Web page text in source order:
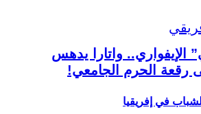
في إفريقيا
الإيفواري.. واتارا يدهس
رقعة الحرم الجامعي!